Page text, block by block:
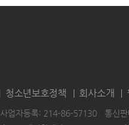
청소년보호정책 회사소개
사업자등록: 214-86-57130
통신